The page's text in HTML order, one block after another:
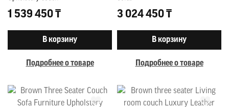
1 539 450 ₸
В корзину
Подробнее о товаре
3 024 450 ₸
В корзину
Подробнее о товаре